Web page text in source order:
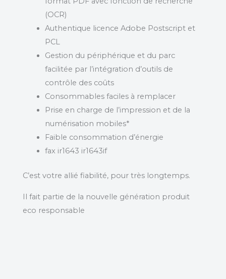
(OCR)
Authentique licence Adobe Postscript et
PCL
Gestion du périphérique et du parc
facilitée par l’intégration d’outils de
contrôle des coûts
Consommables faciles à remplacer
Prise en charge de l’impression et de la
numérisation mobiles*
Faible consommation d’énergie
fax ir1643 ir1643if
C’est votre allié fiabilité, pour très longtemps.
Il fait partie de la nouvelle génération produit
eco responsable